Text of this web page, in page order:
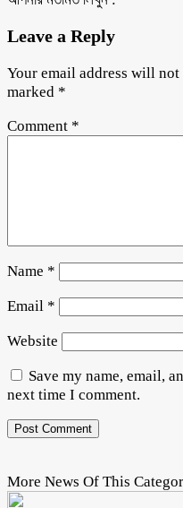
Leave a Reply
Your email address will not
marked *
Comment *
Name *
Email *
Website
Save my name, email,
next time I comment.
More News Of This